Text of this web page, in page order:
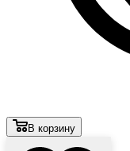
В корзину